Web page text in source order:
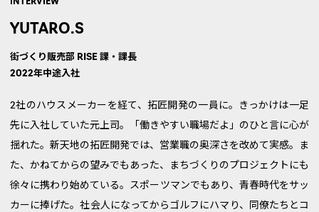
INTERVIEW
YUTARO.S
街づくり販売部 RISE 課・課長
2022年中途入社
2社のハウスメーカーを経て、拓匠開発の一員に。きっかけは一足
先に入社していた元上司。「働きやすい職場だよ」のひと言に心が
揺れた。新天地の拓匠開発では、営業職の奥深さを改めて実感。ま
た、かねてからの望みでもあった、まちづくりのプロジェクトにも
徐々に携わり始めている。スポーツマンでもあり、青春時代をサッ
カーに捧げた。社会人になってからゴルフにハマり、同僚たちとコ